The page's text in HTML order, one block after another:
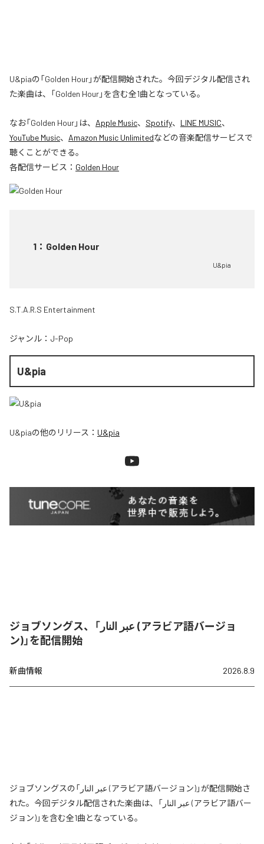
U&piaの「Golden Hour」が配信開始された。今回デジタル配信され
た楽曲は、「Golden Hour」を含む全1曲となっている。
なお「Golden Hour」は、 Apple Music、 Spotify、 LINE MUSIC、
YouTube Music、 Amazon Music Unlimitedなどの音楽配信サービスで
聴くことができる。
各配信サービス： Golden Hour
1 ： Golden Hour
U&pia
S.T.A.R.S Entertainment
ジャンル： J-Pop
U&pia
U&piaの他のリリース： U&pia
ジョブソングス、「عبر النار (アラビア語バージョ
ン)」を配信開始
新曲情報 2026.8.9
ジョブソングスの「عبر النار (アラビア語バージョン)」が配信開始さ
れた。今回デジタル配信された楽曲は、「عبر النار (アラビア語バー
ジョン)」を含む全1曲となっている。